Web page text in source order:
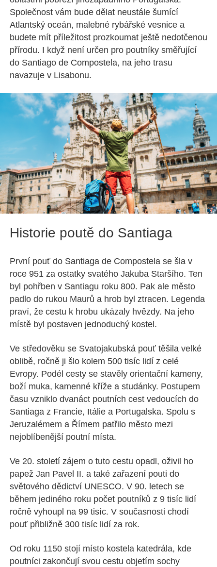
Společnost vám bude dělat neustále šumící
Atlantský oceán, malebné rybářské vesnice a
budete mít příležitost prozkoumat ještě nedotčenou
přírodu. I když není určen pro poutníky směřující
do Santiago de Compostela, na jeho trasu
navazuje v Lisabonu.
Historie poutě do Santiaga
První pouť do Santiaga de Compostela se šla v
roce 951 za ostatky svatého Jakuba Staršího. Ten
byl pohřben v Santiagu roku 800. Pak ale město
padlo do rukou Maurů a hrob byl ztracen. Legenda
praví, že cestu k hrobu ukázaly hvězdy. Na jeho
místě byl postaven jednoduchý kostel.
Ve středověku se Svatojakubská pouť těšila velké
oblibě, ročně ji šlo kolem 500 tisíc lidí z celé
Evropy. Podél cesty se stavěly orientační kameny,
boží muka, kamenné kříže a studánky. Postupem
času vzniklo dvanáct poutních cest vedoucích do
Santiaga z Francie, Itálie a Portugalska. Spolu s
Jeruzalémem a Římem patřilo město mezi
nejoblíbenější poutní místa.
Ve 20. století zájem o tuto cestu opadl, oživil ho
papež Jan Pavel II. a také zařazení pouti do
světového dědictví UNESCO. V 90. letech se
během jediného roku počet poutníků z 9 tisíc lidí
ročně vyhoupl na 99 tisíc. V současnosti chodí
pouť přibližně 300 tisíc lidí za rok.
Od roku 1150 stojí místo kostela katedrála, kde
poutníci zakončují svou cestu objetím sochy